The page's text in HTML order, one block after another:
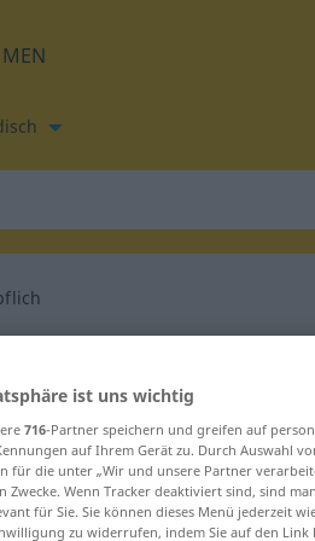
für "glimpflich"
ist uns wichtig
716-Partner speichern und greifen auf
auf Ihrem Gerät zu. Durch Auswahl
für die unter „Wir und unsere Partner
Zwecke. Wenn Tracker deaktiviert sind, sind
für Sie. Sie können dieses Menü jederzeit
zu widerrufen, indem Sie auf den